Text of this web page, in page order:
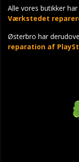
Alle vores butikker
Værkstedet
Østerbro har
reparation af